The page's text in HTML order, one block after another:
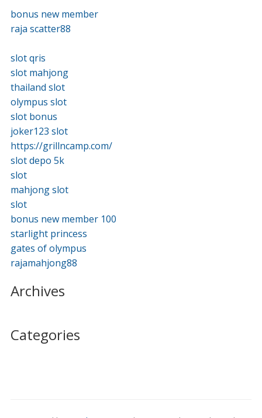
bonus new member
raja scatter88
slot qris
slot mahjong
thailand slot
olympus slot
slot bonus
joker123 slot
https://grillncamp.com/
slot depo 5k
slot
mahjong slot
slot
bonus new member 100
starlight princess
gates of olympus
rajamahjong88
Archives
Categories